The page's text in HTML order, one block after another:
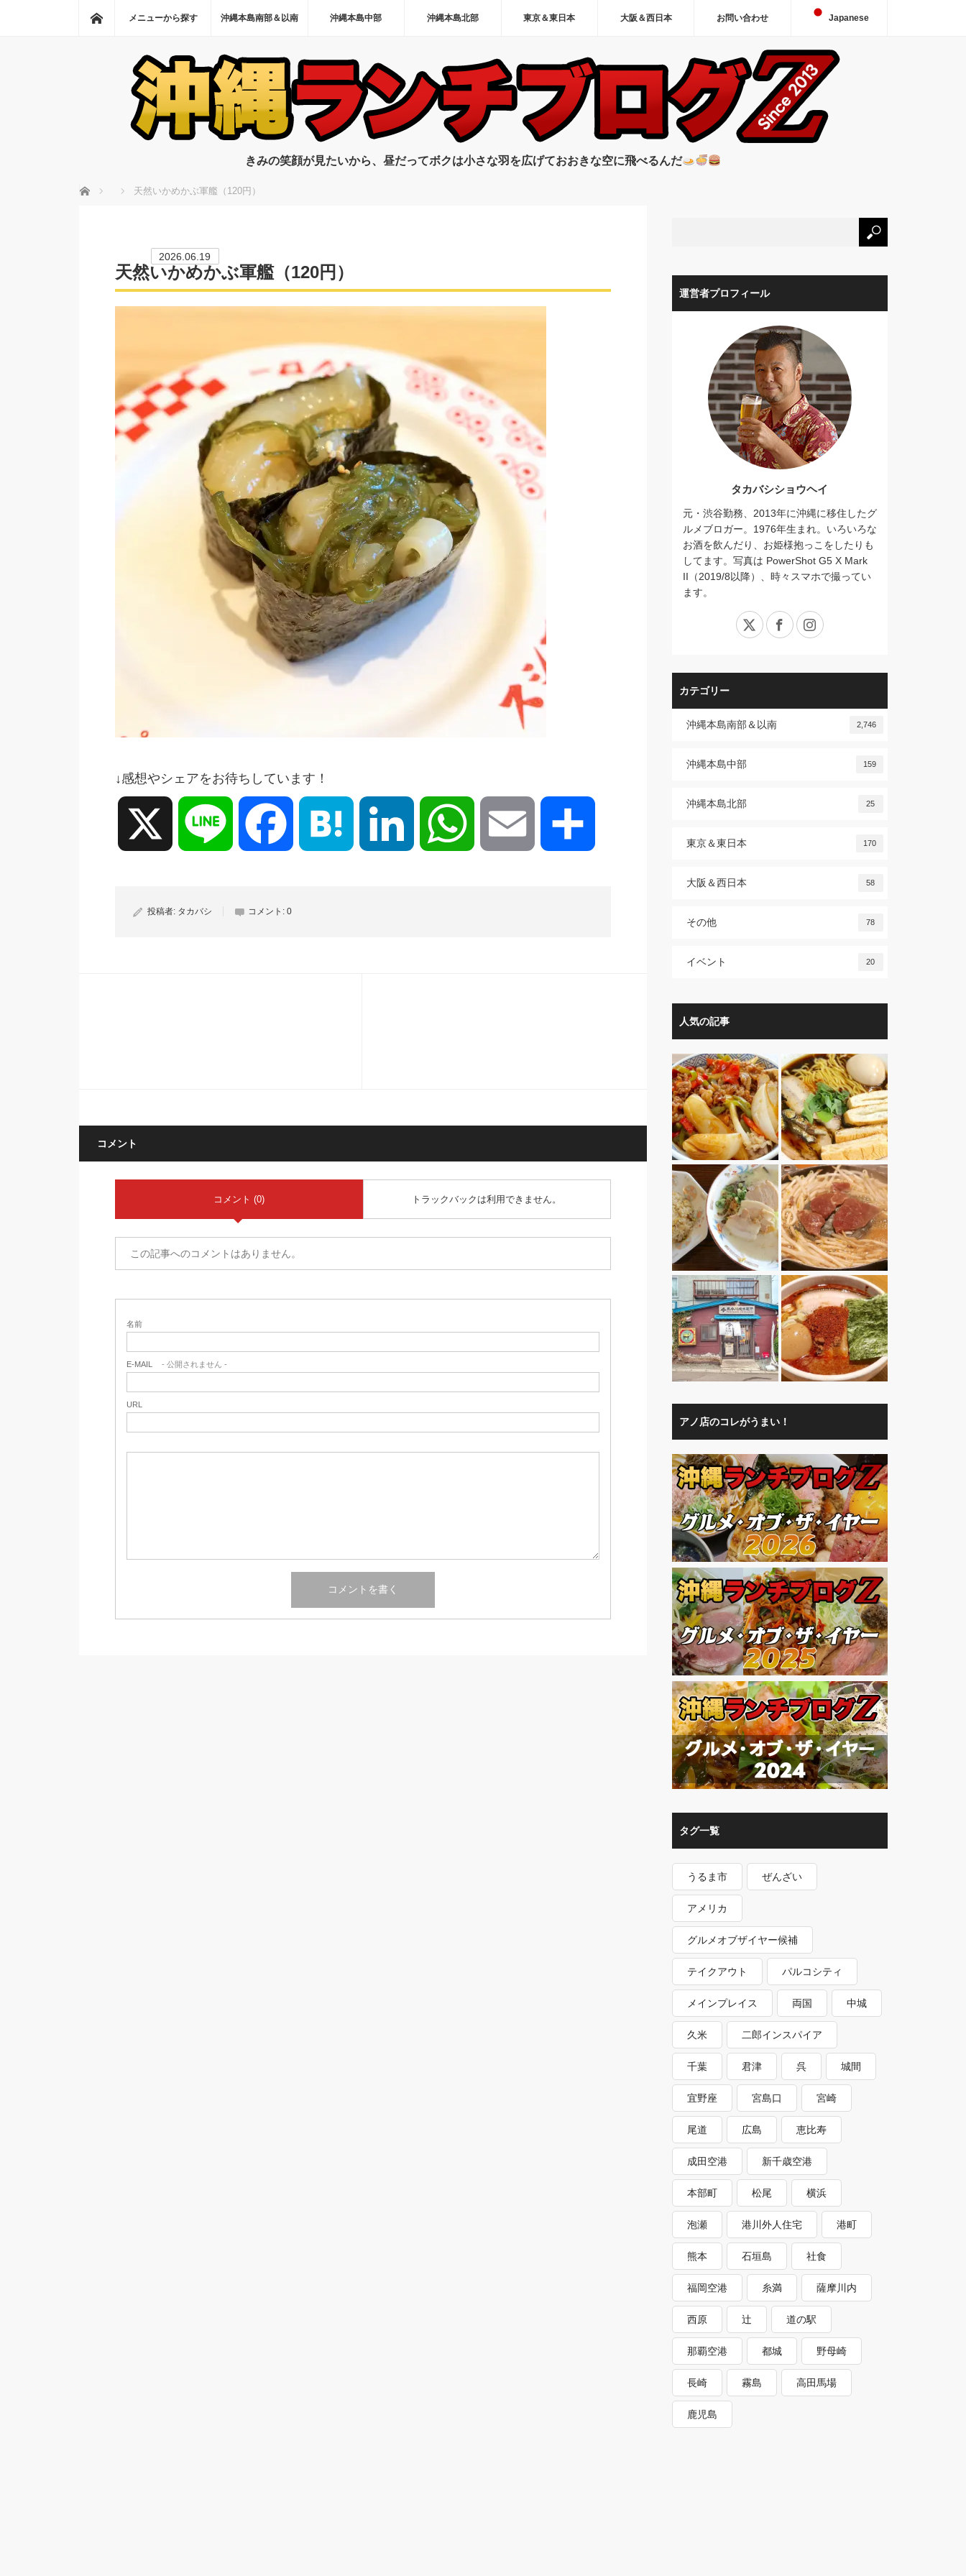
ホーム
メニューから探す 沖縄本島南部＆以南 沖縄本島中部 沖縄本島北部 東京＆東日本 大阪＆西日本 お問い合わせ Japanese
きみの笑顔が見たいから、昼だってボクは小さな羽を広げておおきな空に飛べるんだ
ホーム 天然いかめかぶ軍艦（120円）
2026.06.19
天然いかめかぶ軍艦（120円）
↓感想やシェアをお待ちしています！
Line Facebook Hatena LinkedIn WhatsApp Email
投稿者: タカバシ コメント: 0
コメント
コメント (0) トラックバックは利用できません。
この記事へのコメントはありません。
名前
E-MAIL - 公開されません -
URL
運営者プロフィール
タカバシショウヘイ
元・渋谷勤務、2013年に沖縄に移住したグ
ルメブロガー。1976年生まれ。いろいろな
お酒を飲んだり、お姫様抱っこをしたりも
してます。写真は PowerShot G5 X Mark
II（2019/8以降）、時々スマホで撮ってい
ます。
X FacebookInstagram
カテゴリー
沖縄本島南部＆以南 2,746
沖縄本島中部 159
沖縄本島北部 25
東京＆東日本 170
大阪＆西日本 58
その他 78
イベント 20
人気の記事
アノ店のコレがうまい！
タグ一覧
うるま市 ぜんざい
アメリカ
グルメオブザイヤー候補
テイクアウト パルコシティ
メインプレイス 両国 中城
久米 二郎インスパイア
千葉 君津 呉 城間
宜野座 宮島口 宮崎
尾道 広島 恵比寿
成田空港 新千歳空港
本部町 松尾 横浜
泡瀬 港川外人住宅 港町
熊本 石垣島 社食
福岡空港 糸満 薩摩川内
西原 辻 道の駅
那覇空港 都城 野母崎
長崎 霧島 高田馬場
鹿児島